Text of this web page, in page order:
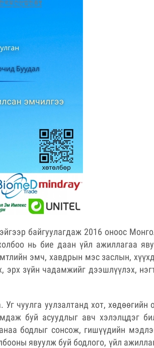
байгуулагдаж 2016 оноос
нь бие даан үйл ажиллагаа
эмч, хавдрын мэс заслын,
зүйн чадамжийг дээшлүүлэх,
чуулга уулзалтанд хот, хөдөөгийн
буй асуудлыг авч хэлэлцдэг
бодлыг сонсож, гишүүдийн
явуулж буй бодлого, үйл